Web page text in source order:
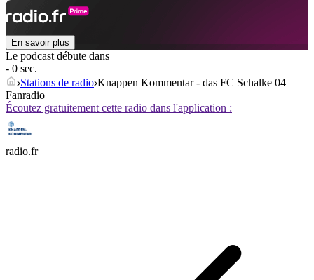
En savoir plus
Le podcast débute dans
- 0 sec.
Stations de radio Knappen Kommentar - das FC Schalke 04
Fanradio
Écoutez gratuitement cette radio dans l'application :
radio.fr